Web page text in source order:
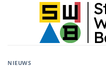
NIEUWS